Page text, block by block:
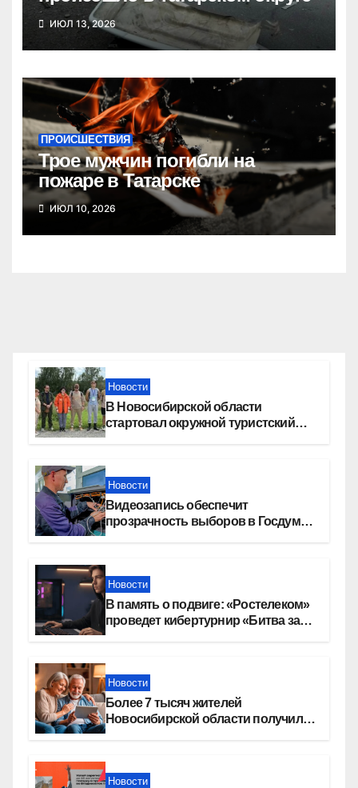
ИЮЛ 13, 2026
ПРОИСШЕСТВИЯ
Трое мужчин погибли на
пожаре в Татарске
ИЮЛ 10, 2026
Новости
В Новосибирской области
стартовал окружной туристский
Новости
Видеозапись обеспечит
прозрачность выборов в Госдуму
Новости
В память о подвиге: «Ростелеком»
проведет кибертурнир «Битва за
Новости
Более 7 тысяч жителей
Новосибирской области получили
Новости